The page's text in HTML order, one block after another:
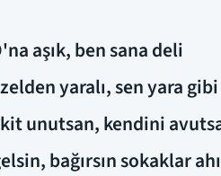
aşık, ben sana deli
yaralı, sen yara gibi
unutsan, kendini
bağırsın sokaklar